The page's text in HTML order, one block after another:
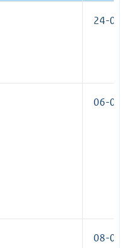
24-06-
06-02-
08-08-